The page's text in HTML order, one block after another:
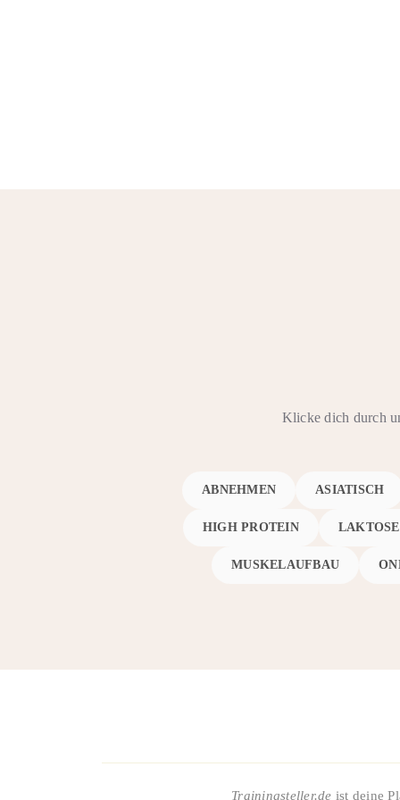
Klicke dich durch
ABNEHMEN ASIATISCH
HIGH PROTEIN
MUSKELAUFBAU
Trainingsteller.de ist deine